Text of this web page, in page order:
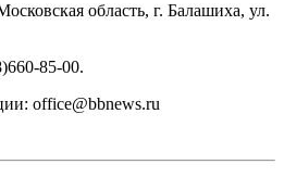
область, г. Балашиха, ул.
85-00.
office@bbnews.ru